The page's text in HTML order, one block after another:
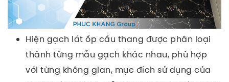
Hiện gạch lát ốp cầu thang được phân loại
thành từng mẫu gạch khác nhau, phù hợp
với từng không gian, mục đích sử dụng của